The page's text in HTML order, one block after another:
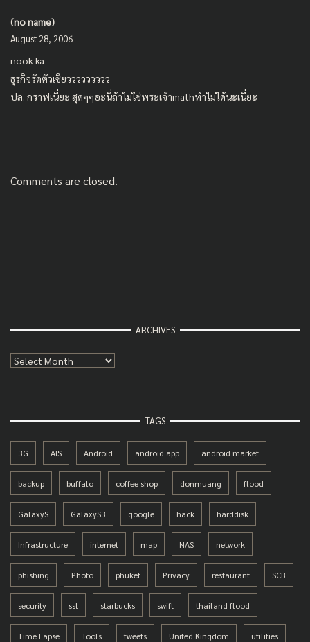
(no name)
August 28, 2006
nook ka
ธุรกิจรัดตัวเชียววววววววว
ปล. กราฟเนี่ยะ สุดๆๆอะนี่ถ้าไม่ใช่พระเจ้าmathทำไม่ได้นะเนี่ยะ
Comments are closed.
ARCHIVES
Archives
TAGS
3G AIS Android android app android market
backup buffalo coffee shop donmuang flood
GalaxyS GalaxyS3 google hack harddisk
Infrastructure internet map NAS network
phishing Photo phuket Privacy restaurant SCB
security ssl starbucks swift thailand flood
Time Lapse Tools tweets United Kingdom utilities